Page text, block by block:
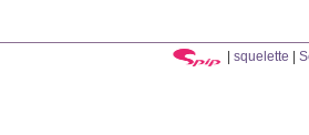
| squelette |